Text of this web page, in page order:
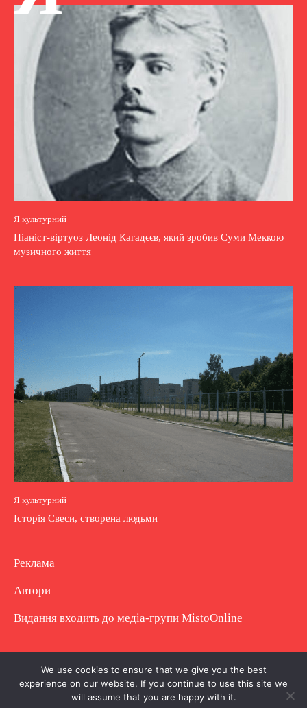
Я культурний
Піаніст-віртуоз Леонід Кагадєєв, який зробив Суми Меккою
музичного життя
Я культурний
Історія Свеси, створена людьми
Реклама
Автори
Видання входить до медіа-групи MistoOnline
Copyright © Повне використання матеріалу
заборонено. Частково можна з гіперпосиланням.
We use cookies to ensure that we give you the best
experience on our website. If you continue to use this site we
will assume that you are happy with it.